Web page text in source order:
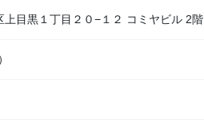
目黒１丁目２０−１２ コミヤビル 2階